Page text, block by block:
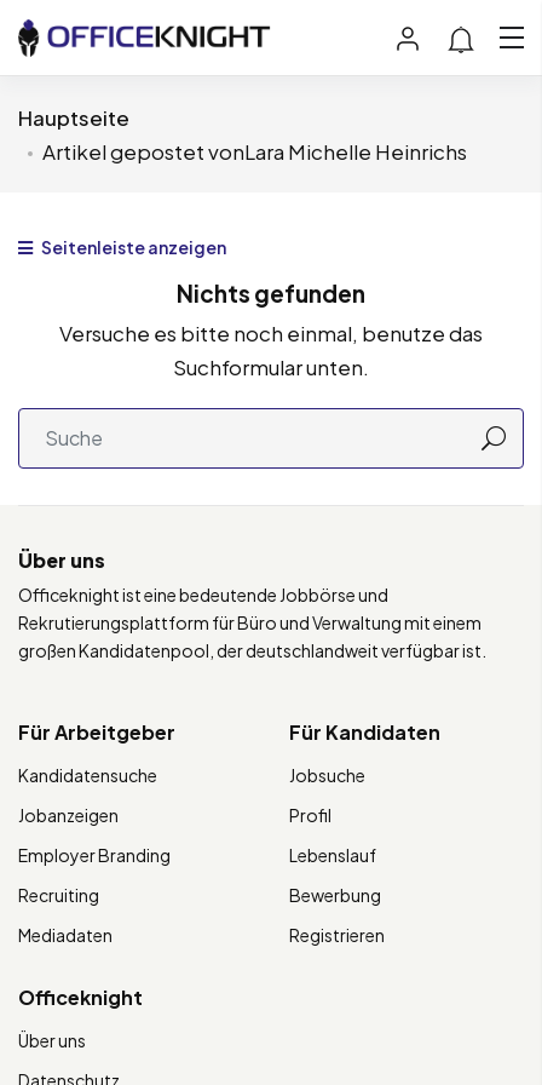
Hauptseite
Artikel gepostet vonLara Michelle Heinrichs
Seitenleiste anzeigen
Nichts gefunden
Versuche es bitte noch einmal, benutze das
Suchformular unten.
Über uns
Officeknight ist eine bedeutende Jobbörse und
Rekrutierungsplattform für Büro und Verwaltung mit einem
großen Kandidatenpool, der deutschlandweit verfügbar ist.
Für Arbeitgeber
Kandidatensuche
Jobanzeigen
Employer Branding
Recruiting
Mediadaten
Für Kandidaten
Jobsuche
Profil
Lebenslauf
Bewerbung
Registrieren
Officeknight
Über uns
Datenschutz